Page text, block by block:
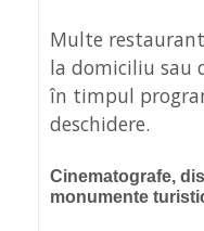
Multe
la domiciliu sau
în timpul
deschidere.
Cinematografe,
monumente